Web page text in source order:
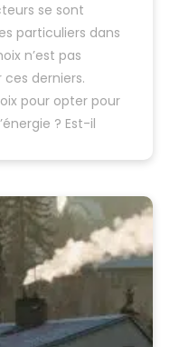
se sont
particuliers dans
n’est pas
derniers.
pour opter pour
? Est-il